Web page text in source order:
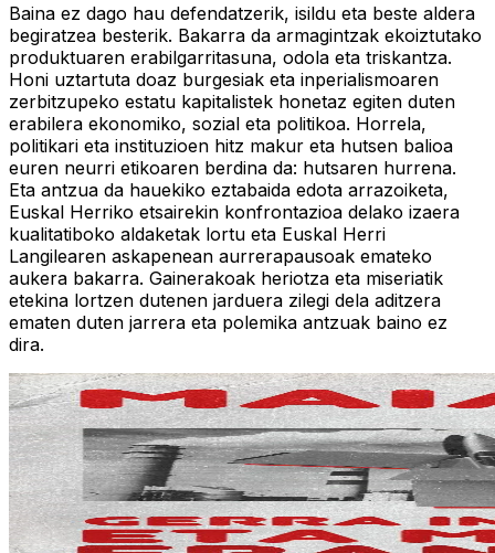
Baina ez dago hau defendatzerik, isildu eta beste aldera
begiratzea besterik. Bakarra da armagintzak ekoiztutako
produktuaren erabilgarritasuna, odola eta triskantza.
Honi uztartuta doaz burgesiak eta inperialismoaren
zerbitzupeko estatu kapitalistek honetaz egiten duten
erabilera ekonomiko, sozial eta politikoa. Horrela,
politikari eta instituzioen hitz makur eta hutsen balioa
euren neurri etikoaren berdina da: hutsaren hurrena.
Eta antzua da hauekiko eztabaida edota arrazoiketa,
Euskal Herriko etsairekin konfrontazioa delako izaera
kualitatiboko aldaketak lortu eta Euskal Herri
Langilearen askapenean aurrerapausoak emateko
aukera bakarra. Gainerakoak heriotza eta miseriatik
etekina lortzen dutenen jarduera zilegi dela aditzera
ematen duten jarrera eta polemika antzuak baino ez
dira.